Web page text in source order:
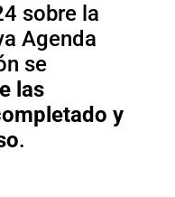
sobre la
Agenda
se
las
y
.